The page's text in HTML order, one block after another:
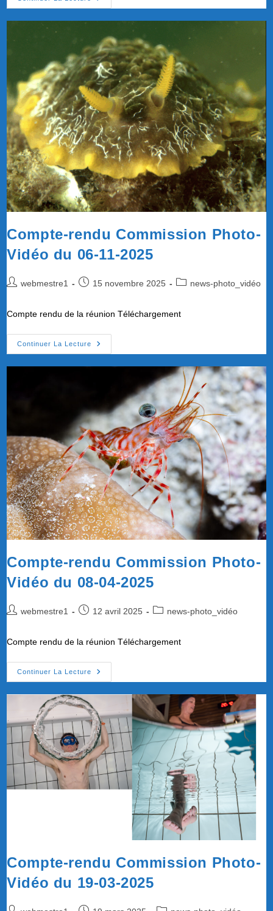
Rendu
Du
09-
12-
2025
Compte-rendu Commission Photo-
Vidéo du 06-11-2025
Auteur/autrice
publication :
webmestre1
Publication
15 novembre 2025
Postnews-photo_vidéo
Compte rendu de la réunion Téléchargement
Continuer La Lecture
Compte-
Rendu
2025
Compte-rendu Commission Photo-
Vidéo du 08-04-2025
Auteur/autrice
publication :
webmestre1
Publication
12 avril 2025
Postnews-photo_vidéo
Compte rendu de la réunion Téléchargement
Continuer La Lecture
Compte-
Rendu
Photo-
Vidéo
Du
08-
04-
2025
Compte-rendu Commission Photo-
Vidéo du 19-03-2025